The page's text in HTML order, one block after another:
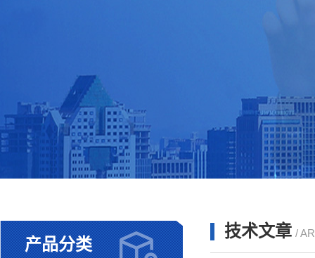
产品分类
技术文章 /